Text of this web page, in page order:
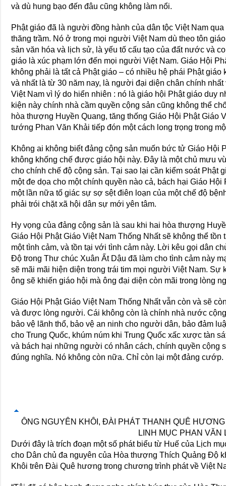
và dù hung bạo đến đâu cũng không làm nổi.
Phật giáo đã là người đồng hành của dân tộc Việt Nam
thăng trầm. Nó ở trong mọi người Việt Nam dù theo tôn
sản văn hóa và lịch sử, là yếu tố cấu tạo của đất nước và
giáo là xúc phạm lớn đến mọi người Việt Nam. Giáo Hội
không phải là tất cả Phật giáo – có nhiều hệ phái Phật
và nhất là từ 30 năm nay, là người đại diện chân chính
Việt Nam vì lý do hiển nhiên : nó là giáo hội Phật giáo duy
kiện này chính nhà cầm quyền cộng sản cũng không thể
hòa thượng Huyền Quang, tăng thống Giáo Hội Phật Giáo
tướng Phan Văn Khải tiếp đón một cách long trọng trong
Không ai không biết đảng cộng sản muốn bức tử Giáo Hội
không khống chế được giáo hội này. Ðây là một chủ mưu
cho chính chế độ cộng sản. Tại sao lại cần kiểm soát Phật
một đe dọa cho một chính quyền nào cả, bách hại Giáo
một lần nữa tố giác sự sợ sệt điên loạn của một chế độ
phải trói chặt xã hội dân sự mới yên tâm.
Hy vọng của đảng cộng sản là sau khi hai hòa thượng
Giáo Hội Phật Giáo Việt Nam Thống Nhất sẽ không thể
một tình cảm, và tồn tại với tình cảm này. Lời kêu gọi dân
Ðộ trong Thư chúc Xuân Ất Dậu đã làm cho tình cảm này
sẽ mãi mãi hiện diện trong trái tim mọi người Việt Nam.
ông sẽ khiến giáo hội mà ông đại diện còn mãi trong lòng
Giáo Hội Phật Giáo Việt Nam Thống Nhất vẫn còn và sẽ
và được lòng người. Cái không còn là chính nhà nước
bảo vệ lãnh thổ, bảo vệ an ninh cho người dân, bảo đảm
cho Trung Quốc, khúm núm khi Trung Quốc xấc xược tàn
và bách hại những người có nhân cách, chính quyền cộng
đúng nghĩa. Nó không còn nữa. Chỉ còn lại một đảng cướp.
ÔNG NGUYÊN KHÔI, ÐÀI PHÁT THANH QUÊ
LINH MỤC PHAN VĂN
Dưới đây là trích đoạn một số phát biểu từ Huế của Lịch
cho Dân chủ đa nguyên của Hòa thượng Thích Quảng Ðộ
Khôi trên Ðài Quê hương trong chương trình phát về Việt